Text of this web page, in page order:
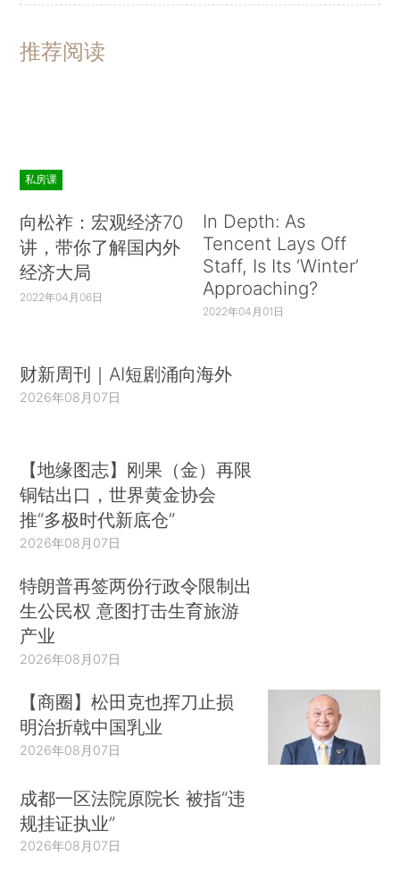
推荐阅读
私房课
向松祚：宏观经济70
讲，带你了解国内外
经济大局
2022年04月06日
In Depth: As
Tencent Lays Off
Staff, Is Its ‘Winter’
Approaching?
2022年04月01日
财新周刊｜AI短剧涌向海外
2026年08月07日
【地缘图志】刚果（金）再限
铜钴出口，世界黄金协会
推“多极时代新底仓”
2026年08月07日
特朗普再签两份行政令限制出
生公民权 意图打击生育旅游
产业
2026年08月07日
【商圈】松田克也挥刀止损
明治折戟中国乳业
2026年08月07日
成都一区法院原院长 被指“违
规挂证执业”
2026年08月07日